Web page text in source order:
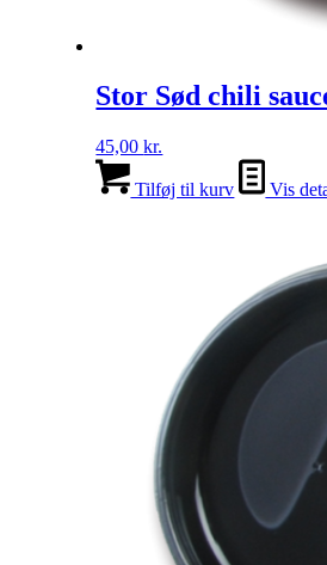
Stor Sød chili
45,00kr.
Tilføj til kurv Vis